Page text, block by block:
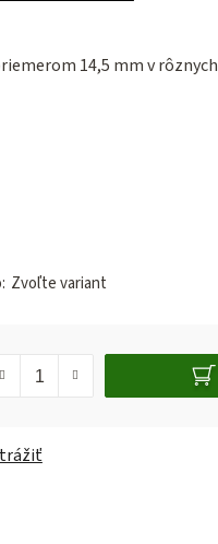
14,5 mm v
Zvoľte variant